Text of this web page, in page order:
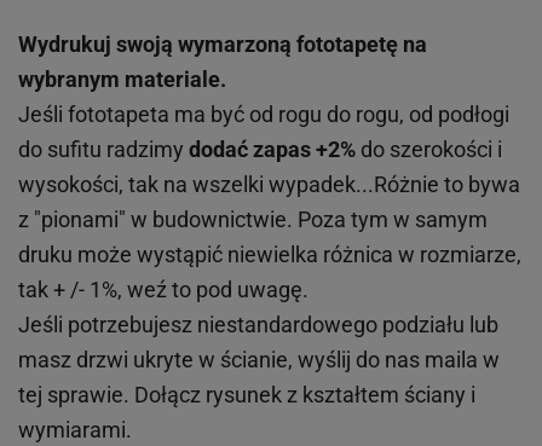
Wydrukuj swoją wymarzoną fototapetę na
wybranym materiale.
Jeśli fototapeta ma być od rogu do rogu, od podłogi
do sufitu radzimy dodać zapas +2% do szerokości i
wysokości, tak na wszelki wypadek...Różnie to bywa
z "pionami" w budownictwie. Poza tym w samym
druku może wystąpić niewielka różnica w rozmiarze,
tak + /- 1%, weź to pod uwagę.
Jeśli potrzebujesz niestandardowego podziału lub
masz drzwi ukryte w ścianie, wyślij do nas maila w
tej sprawie. Dołącz rysunek z kształtem ściany i
wymiarami.